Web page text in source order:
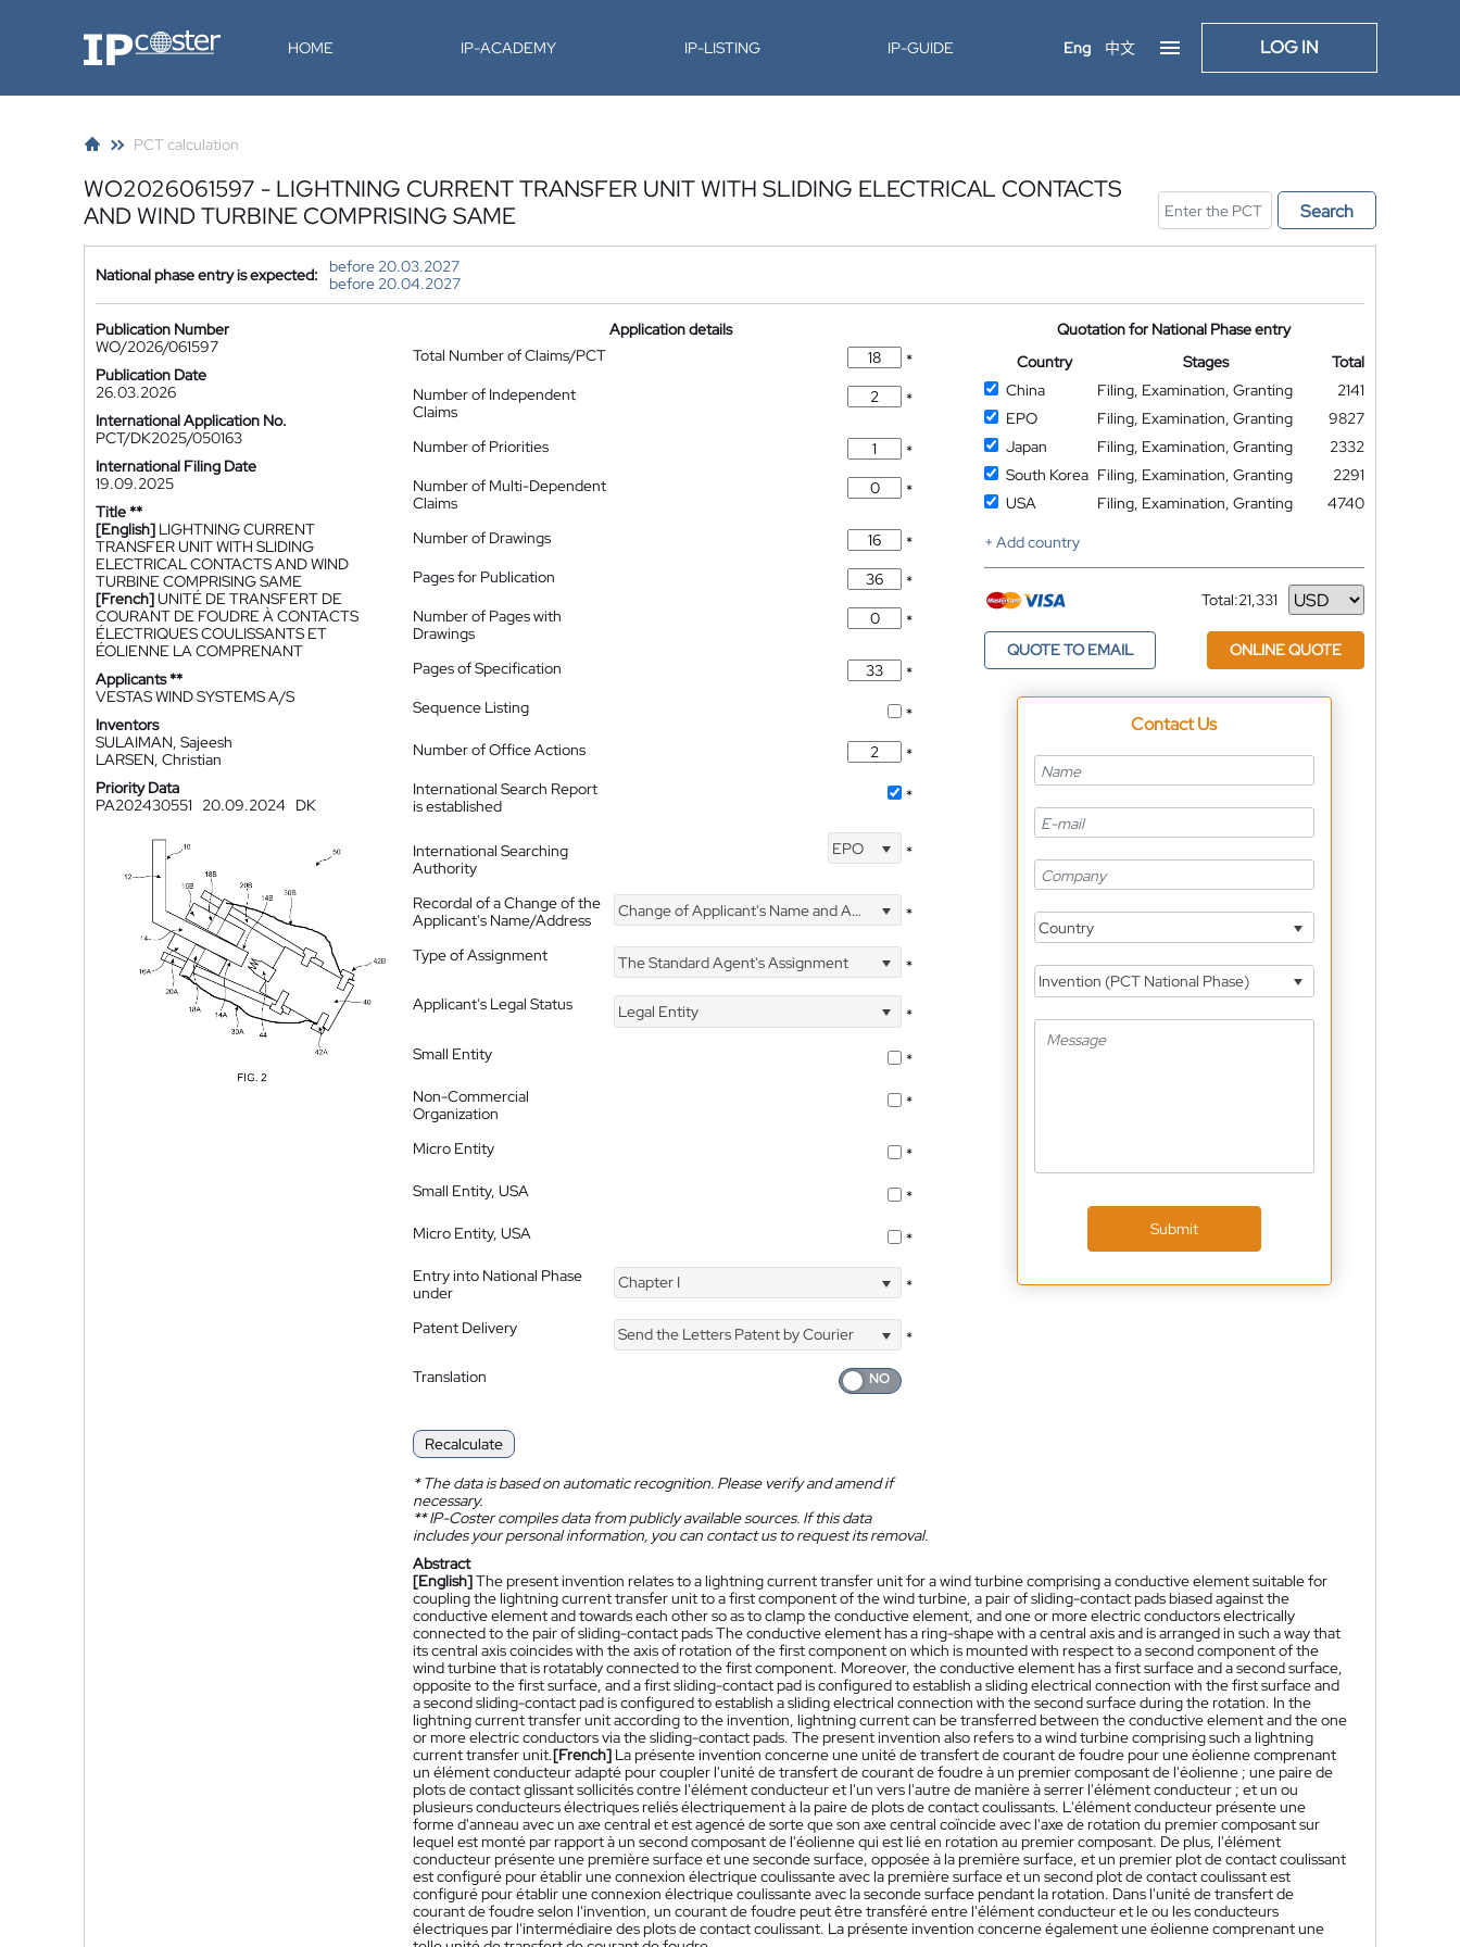
IP-Coster HOME IP-ACADEMY IP-LISTING IP-GUIDE Eng 中文 LOG IN
PCT calculation
WO2026061597 - LIGHTNING CURRENT TRANSFER UNIT WITH SLIDING ELECTRICAL CONTACTS
AND WIND TURBINE COMPRISING SAME
Search
National phase entry is expected:
before 20.03.2027
before 20.04.2027
Publication Number
WO/2026/061597
Publication Date
26.03.2026
International Application No.
PCT/DK2025/050163
International Filing Date
19.09.2025
Title **
[English] LIGHTNING CURRENT
TRANSFER UNIT WITH SLIDING
ELECTRICAL CONTACTS AND WIND
TURBINE COMPRISING SAME
[French]UNITÉ DE TRANSFERT DE
COURANT DE FOUDRE À CONTACTS
ÉLECTRIQUES COULISSANTS ET
ÉOLIENNE LA COMPRENANT
Applicants **
VESTAS WIND SYSTEMS A/S
Inventors
SULAIMAN, Sajeesh
LARSEN, Christian
Priority Data
PA202430551
20.09.2024 DK
Application details
Total Number of Claims/PCT
*
Number of Independent
Claims
*
Number of Priorities
*
Number of Multi-Dependent
Claims
*
Number of Drawings
*
Pages for Publication
*
Number of Pages with
Drawings
*
Pages of Specification
*
Sequence Listing
*
Number of Office Actions
*
International Search Report
is established
*
International Searching
Authority
EPO *
Recordal of a Change of the
Applicant's Name/Address
Change of Applicant's Name and Address *
Type of Assignment The Standard Agent's Assignment
*
Applicant's Legal Status
Legal Entity
*
Small Entity
*
Non-Commercial
Organization
*
Micro Entity
*
Small Entity, USA
*
Micro Entity, USA
*
Entry into National Phase
under
Chapter I *
Patent Delivery Send the Letters Patent by Courier
*
Translation
Recalculate
*The data is based on automatic recognition. Please verify and amend if
necessary.
**IP-Coster compiles data from publicly available sources. If this data
includes your personal information, you can contact us to request its removal.
Quotation for National Phase entry
Country
Stages
Total
China
Filing, Examination, Granting
2141
EPO
Filing, Examination, Granting
9827
Japan
Filing, Examination, Granting
2332
South Korea Filing, Examination, Granting
2291
USA
Filing, Examination, Granting
4740
+ Add country
Total:21,331
Currency
QUOTE TO EMAIL ONLINE QUOTE
Contact Us
Country
Invention (PCT National Phase)
Submit
Abstract
[English]The present invention relates to a lightning current transfer unit for a wind turbine comprising a conductive element suitable for
coupling the lightning current transfer unit to a first component of the wind turbine, a pair of sliding-contact pads biased against the
conductive element and towards each other so as to clamp the conductive element, and one or more electric conductors electrically
connected to the pair of sliding-contact pads The conductive element has a ring-shape with a central axis and is arranged in such a way that
its central axis coincides with the axis of rotation of the first component on which is mounted with respect to a second component of the
wind turbine that is rotatably connected to the first component. Moreover, the conductive element has a first surface and a second surface,
opposite to the first surface, and a first sliding-contact pad is configured to establish a sliding electrical connection with the first surface and
a second sliding-contact pad is configured to establish a sliding electrical connection with the second surface during the rotation. In the
lightning current transfer unit according to the invention, lightning current can be transferred between the conductive element and the one
or more electric conductors via the sliding-contact pads. The present invention also refers to a wind turbine comprising such a lightning
current transfer unit.[French] La présente invention concerne une unité de transfert de courant de foudre pour une éolienne comprenant
un élément conducteur adapté pour coupler l'unité de transfert de courant de foudre à un premier composant de l'éolienne ; une paire de
plots de contact glissant sollicités contre l'élément conducteur et l'un vers l'autre de manière à serrer l'élément conducteur ; et un ou
plusieurs conducteurs électriques reliés électriquement à la paire de plots de contact coulissants. L'élément conducteur présente une
forme d'anneau avec un axe central et est agencé de sorte que son axe central coïncide avec l'axe de rotation du premier composant sur
lequel est monté par rapport à un second composant de l'éolienne qui est lié en rotation au premier composant. De plus, l'élément
conducteur présente une première surface et une seconde surface, opposée à la première surface, et un premier plot de contact coulissant
est configuré pour établir une connexion électrique coulissante avec la première surface et un second plot de contact coulissant est
configuré pour établir une connexion électrique coulissante avec la seconde surface pendant la rotation. Dans l'unité de transfert de
courant de foudre selon l'invention, un courant de foudre peut être transféré entre l'élément conducteur et le ou les conducteurs
électriques par l'intermédiaire des plots de contact coulissant. La présente invention concerne également une éolienne comprenant une